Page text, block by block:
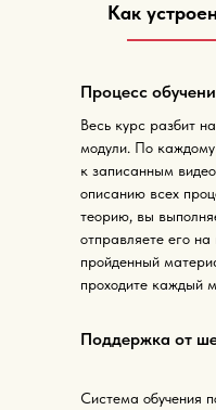
Как
Процесс
Весь курс разбит
модули. По каждому
к записанным
описанию всех
теорию, вы
отправляете его на
пройденный
проходите каждый
Поддержка от
Система обучения